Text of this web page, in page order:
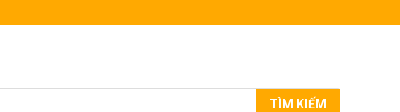
TÌM KIẾM